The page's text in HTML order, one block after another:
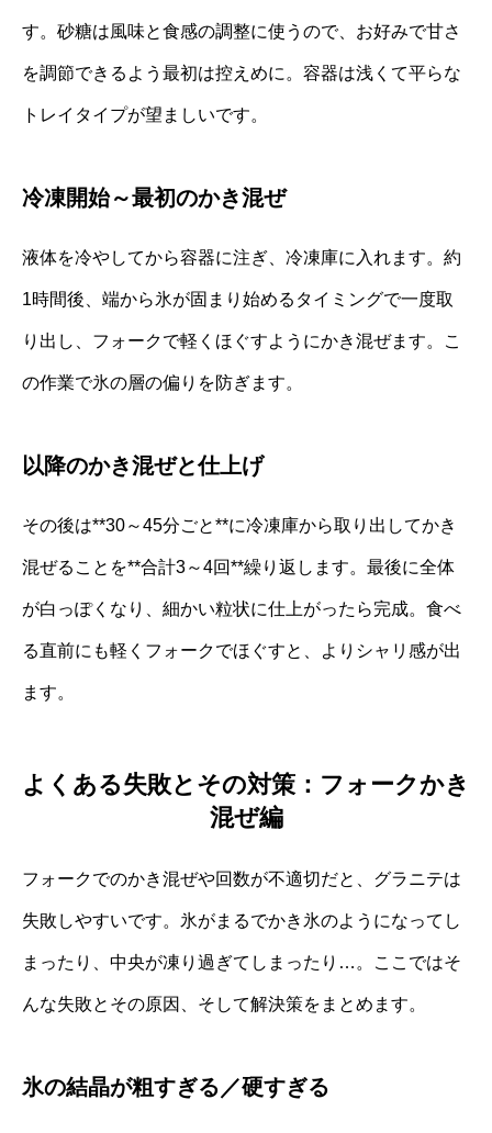
す。砂糖は風味と食感の調整に使うので、お好みで甘さ
を調節できるよう最初は控えめに。容器は浅くて平らな
トレイタイプが望ましいです。
冷凍開始～最初のかき混ぜ
液体を冷やしてから容器に注ぎ、冷凍庫に入れます。約
1時間後、端から氷が固まり始めるタイミングで一度取
り出し、フォークで軽くほぐすようにかき混ぜます。こ
の作業で氷の層の偏りを防ぎます。
以降のかき混ぜと仕上げ
その後は**30～45分ごと**に冷凍庫から取り出してかき
混ぜることを**合計3～4回**繰り返します。最後に全体
が白っぽくなり、細かい粒状に仕上がったら完成。食べ
る直前にも軽くフォークでほぐすと、よりシャリ感が出
ます。
よくある失敗とその対策：フォークかき
混ぜ編
フォークでのかき混ぜや回数が不適切だと、グラニテは
失敗しやすいです。氷がまるでかき氷のようになってし
まったり、中央が凍り過ぎてしまったり…。ここではそ
んな失敗とその原因、そして解決策をまとめます。
氷の結晶が粗すぎる／硬すぎる